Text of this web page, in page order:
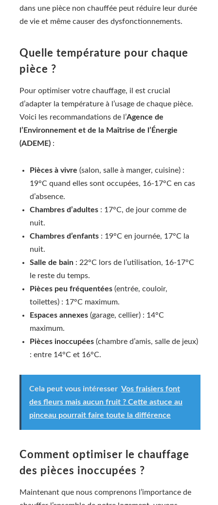
dans une pièce non chauffée peut réduire leur durée
de vie et même causer des dysfonctionnements.
Quelle température pour chaque
pièce ?
Pour optimiser votre chauffage, il est crucial
d’adapter la température à l’usage de chaque pièce.
Voici les recommandations de l’Agence de
l’Environnement et de la Maîtrise de l’Énergie
(ADEME) :
Pièces à vivre (salon, salle à manger, cuisine) :
19°C quand elles sont occupées, 16-17°C en cas
d’absence.
Chambres d’adultes : 17°C, de jour comme de
nuit.
Chambres d’enfants : 19°C en journée, 17°C la
nuit.
Salle de bain : 22°C lors de l’utilisation, 16-17°C
le reste du temps.
Pièces peu fréquentées (entrée, couloir,
toilettes) : 17°C maximum.
Espaces annexes (garage, cellier) : 14°C
maximum.
Pièces inoccupées (chambre d’amis, salle de jeux)
: entre 14°C et 16°C.
Cela peut vous intéresser Vos fraisiers font
des fleurs mais aucun fruit ? Cette astuce au
pinceau pourrait faire toute la différence
Comment optimiser le chauffage
des pièces inoccupées ?
Maintenant que nous comprenons l’importance de